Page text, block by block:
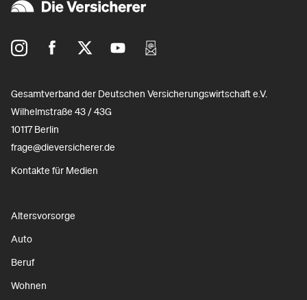
Gesamtverband der Deutschen Versicherungswirtschaft e.V.
Wilhelmstraße 43 / 43G
10117 Berlin
frage@dieversicherer.de
Kontakte für Medien
Altersvorsorge
Auto
Beruf
Wohnen